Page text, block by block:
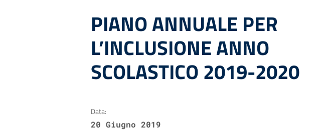
PIANO ANNUALE PER
L’INCLUSIONE ANNO
SCOLASTICO 2019-2020
Data:
20 Giugno 2019